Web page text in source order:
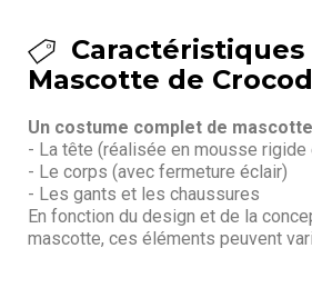
Caractéristiques
Mascotte de
Un costume complet de
- La tête (réalisée en mousse rigide
- Le corps (avec fermeture éclair)
- Les gants et les chaussures
En fonction du design et de la
mascotte, ces éléments peuvent